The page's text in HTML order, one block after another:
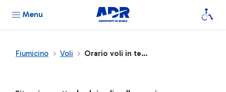
Menu
Fiumicino Voli Orario voli in tempo reale